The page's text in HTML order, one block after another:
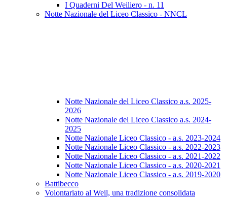
I Quaderni Del Weiliero - n. 11
Notte Nazionale del Liceo Classico - NNCL
Notte Nazionale del Liceo Classico a.s. 2025-
2026
Notte Nazionale del Liceo Classico a.s. 2024-
2025
Notte Nazionale Liceo Classico - a.s. 2023-2024
Notte Nazionale Liceo Classico - a.s. 2022-2023
Notte Nazionale Liceo Classico - a.s. 2021-2022
Notte Nazionale Liceo Classico - a.s. 2020-2021
Notte Nazionale Liceo Classico - a.s. 2019-2020
Battibecco
Volontariato al Weil, una tradizione consolidata